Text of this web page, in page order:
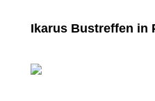
Ikarus Bustreffen in